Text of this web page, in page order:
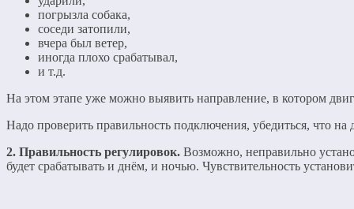
погрызла собака,
соседи затопили,
вчера был ветер,
иногда плохо срабатывал,
и т.д.
На этом этапе уже можно выявить направление, в котором
Надо проверить правильность подключения, убедиться, что
2. Правильность регулировок. Возможно, неправильно
будет срабатывать и днём, и ночью. Чувствительность